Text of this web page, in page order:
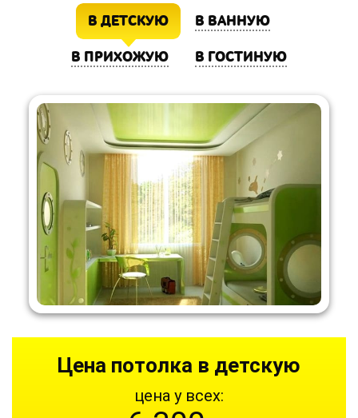
В ДЕТСКУЮ В ВАННУЮ
В ПРИХОЖУЮ В ГОСТИНУЮ
Цена потолка в детскую
цена у всех: